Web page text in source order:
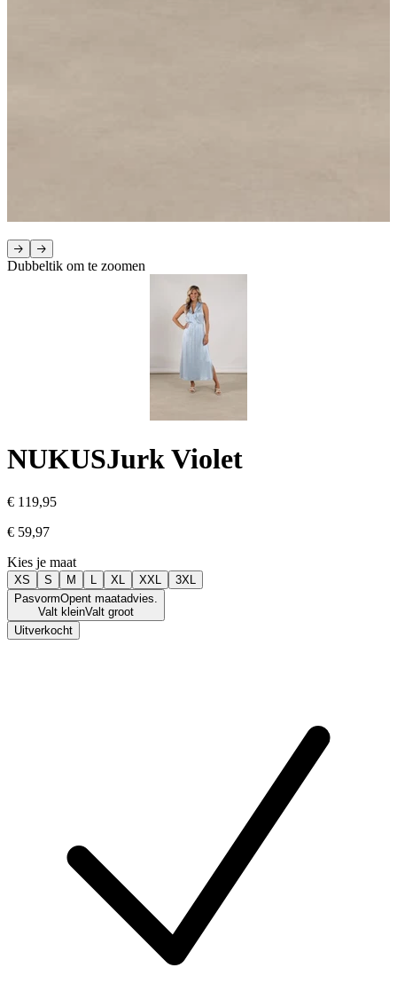
Dubbeltik om te zoomen
NUKUSJurk Violet
€ 119,95
€ 59,97
Kies je maat
XS S M L XL XXL
3XL
PasvormOpent maatadvies.
Valt kleinValt groot
Uitverkocht